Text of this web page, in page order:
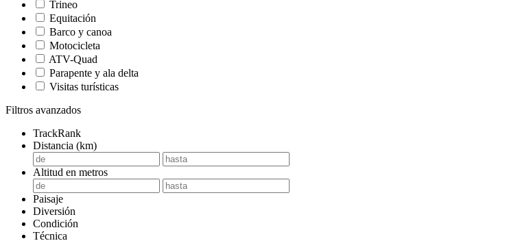
Trineo
Equitación
Barco y canoa
Motocicleta
ATV-Quad
Parapente y ala delta
Visitas turísticas
Filtros avanzados
TrackRank
Distancia (km)
Altitud en metros
Paisaje
Diversión
Condición
Técnica